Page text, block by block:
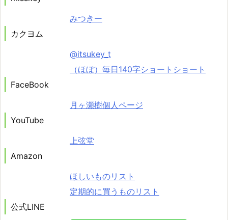
みつきー
カクヨム
@itsukey_t
（ほぼ）毎日140字ショートショート
FaceBook
月ヶ瀬樹個人ページ
YouTube
上弦堂
Amazon
ほしいものリスト
定期的に買うものリスト
公式LINE